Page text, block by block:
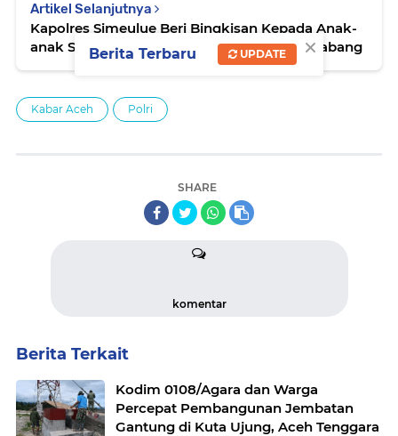
Artikel Selanjutnya
Kapolres Simeulue Beri Bingkisan Kepada Anak-
anak Saat Cek Penumpang kapal Teluk Sinabang
Kabar Aceh Polri
SHARE
komentar
Berita Terkait
Kodim 0108/Agara dan Warga
Percepat Pembangunan Jembatan
Gantung di Kuta Ujung, Aceh Tenggara
×
Berita Terbaru UPDATE